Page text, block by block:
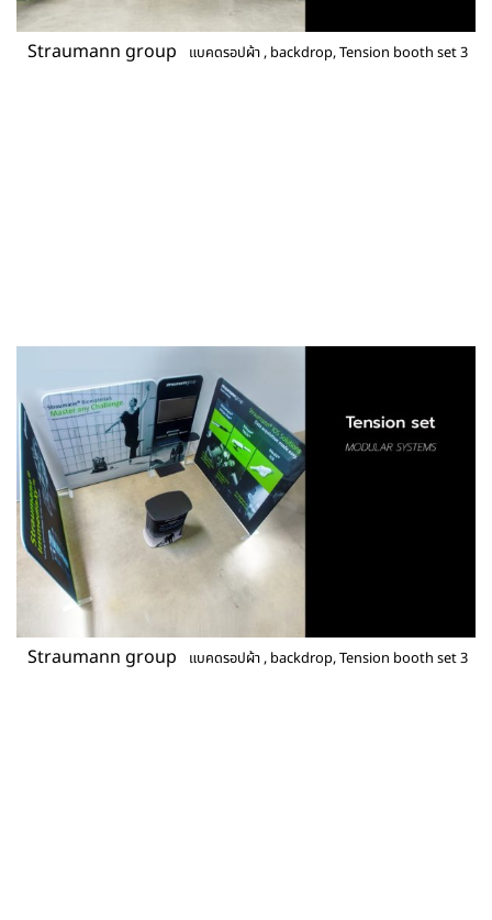
Straumann group แบคดรอปผ้า , backdrop, Tension booth set 3
Straumann group แบคดรอปผ้า , backdrop, Tension booth set 3